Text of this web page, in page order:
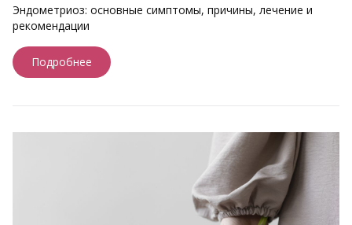
Эндометриоз: основные симптомы, причины, лечение и
рекомендации
Подробнее